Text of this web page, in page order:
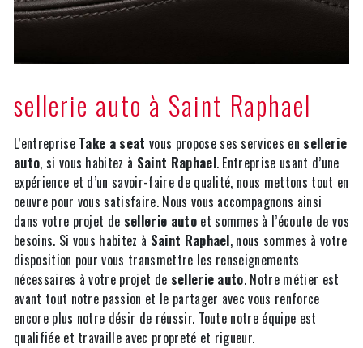
sellerie auto à Saint Raphael
L’entreprise Take a seat vous propose ses services en sellerie
auto, si vous habitez à Saint Raphael. Entreprise usant d’une
expérience et d’un savoir-faire de qualité, nous mettons tout en
oeuvre pour vous satisfaire. Nous vous accompagnons ainsi
dans votre projet de sellerie autoet sommes à l’écoute de vos
besoins. Si vous habitez à Saint Raphael, nous sommes à votre
disposition pour vous transmettre les renseignements
nécessaires à votre projet de sellerie auto. Notre métier est
avant tout notre passion et le partager avec vous renforce
encore plus notre désir de réussir. Toute notre équipe est
qualifiée et travaille avec propreté et rigueur.